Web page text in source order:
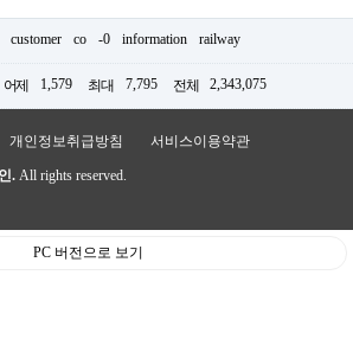
customer co -0 information railway
어제 1,579 최대 7,795 전체 2,343,075
개인정보취급방침 서비스이용약관
. All rights reserved.
PC 버전으로 보기